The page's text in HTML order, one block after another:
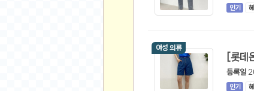
인기
여성 의류
등록일
인기
발리 자유여행 꾸따 솔리아 르기안 5일
산더미 소고기 등심세트 1kg 토시+부채+
에이수스 2024 TUF 게이밍 A16 라
필터 없는 트레비 방수비데 UB-1000 자